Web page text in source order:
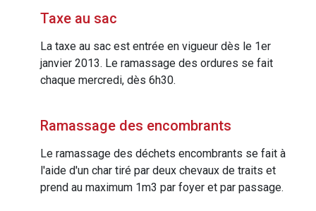
Taxe au sac
La taxe au sac est entrée en vigueur dès le 1er
janvier 2013. Le ramassage des ordures se fait
chaque mercredi, dès 6h30.
Ramassage des encombrants
Le ramassage des déchets encombrants se fait à
l'aide d'un char tiré par deux chevaux de traits et
prend au maximum 1m3 par foyer et par passage.